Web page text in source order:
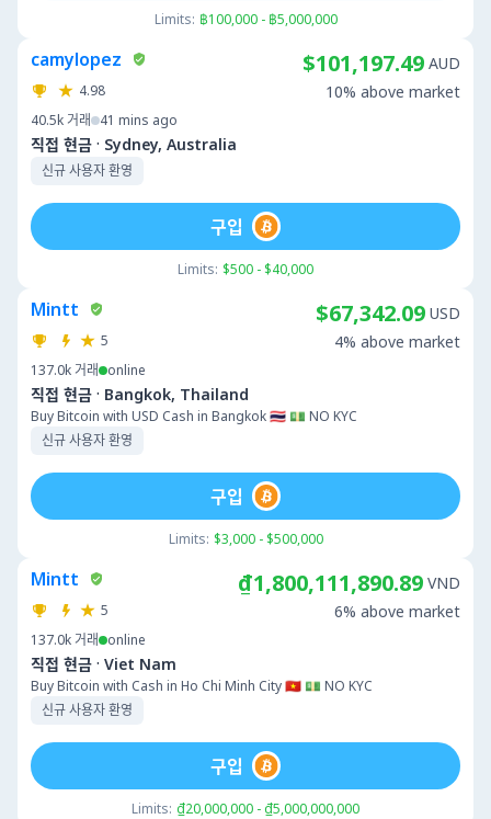
Limits: ฿100,000 - ฿5,000,000
camylopez
4.98
40.5k 거래 41 mins ago
직접 현금 · Sydney, Australia
신규 사용자 환영
$101,197.49 AUD
10% above market
Limits: $500 - $40,000
구입
Mintt
5
137.0k 거래 online
직접 현금 · Bangkok, Thailand
Buy Bitcoin with USD Cash in Bangkok 🇹🇭 💵 NO KYC
신규 사용자 환영
$67,342.09 USD
4% above market
Limits: $3,000 - $500,000
구입
Mintt
5
137.0k 거래 online
직접 현금 · Viet Nam
Buy Bitcoin with Cash in Ho Chi Minh City 🇻🇳 💵 NO KYC
신규 사용자 환영
₫1,800,111,890.89 VND
6% above market
Limits: ₫20,000,000 - ₫5,000,000,000
구입